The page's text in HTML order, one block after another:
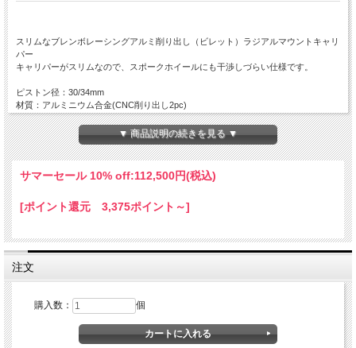
スリムなブレンボレーシングアルミ削り出し（ビレット）ラジアルマウントキャリ
パー
キャリパーがスリムなので、スポークホイールにも干渉しづらい仕様です。
ピストン径：30/34mm
材質：アルミニウム合金(CNC削り出し2pc)
重量：約700g
ピストン材質：アルミニウム
取付ピッチ：100mm
品番：XA7.89.10
※競技用部品となります。
意ください。
可能性もございます。
▼ 商品説明の続きを見る ▼
サマーセール 10% off:112,500円(税込)
[ポイント還元 3,375ポイント～]
注文
購入数： 個